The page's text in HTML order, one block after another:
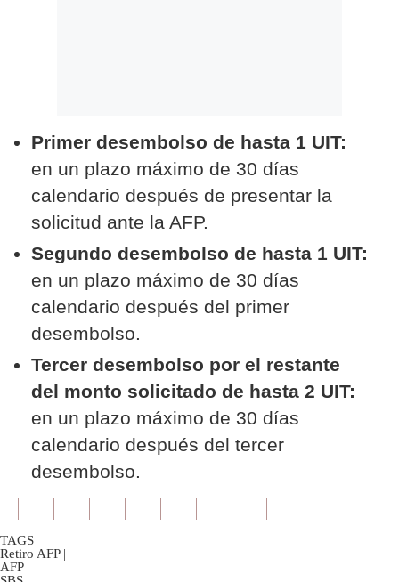
Primer desembolso de hasta 1 UIT:
en un plazo máximo de 30 días
calendario después de presentar la
solicitud ante la AFP.
Segundo desembolso de hasta 1 UIT:
en un plazo máximo de 30 días
calendario después del primer
desembolso.
Tercer desembolso por el restante
del monto solicitado de hasta 2 UIT:
en un plazo máximo de 30 días
calendario después del tercer
desembolso.
TAGS
Retiro AFP |
AFP |